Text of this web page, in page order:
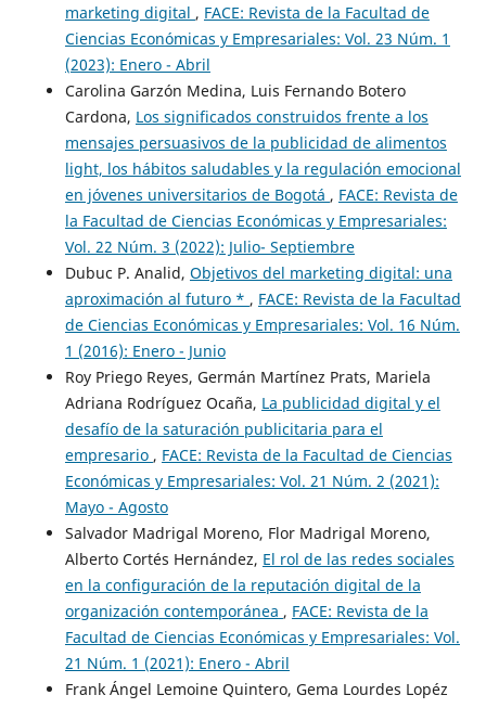
marketing digital , FACE: Revista de la Facultad de
Ciencias Económicas y Empresariales: Vol. 23 Núm. 1
(2023): Enero - Abril
Carolina Garzón Medina, Luis Fernando Botero
Cardona, Los significados construidos frente a los
mensajes persuasivos de la publicidad de alimentos
light, los hábitos saludables y la regulación emocional
en jóvenes universitarios de Bogotá , FACE: Revista de
la Facultad de Ciencias Económicas y Empresariales:
Vol. 22 Núm. 3 (2022): Julio- Septiembre
Dubuc P. Analid, Objetivos del marketing digital: una
aproximación al futuro * , FACE: Revista de la Facultad
de Ciencias Económicas y Empresariales: Vol. 16 Núm.
1 (2016): Enero - Junio
Roy Priego Reyes, Germán Martínez Prats, Mariela
Adriana Rodríguez Ocaña, La publicidad digital y el
desafío de la saturación publicitaria para el
empresario , FACE: Revista de la Facultad de Ciencias
Económicas y Empresariales: Vol. 21 Núm. 2 (2021):
Mayo - Agosto
Salvador Madrigal Moreno, Flor Madrigal Moreno,
Alberto Cortés Hernández, El rol de las redes sociales
en la configuración de la reputación digital de la
organización contemporánea , FACE: Revista de la
Facultad de Ciencias Económicas y Empresariales: Vol.
21 Núm. 1 (2021): Enero - Abril
Frank Ángel Lemoine Quintero, Gema Lourdes Lopéz